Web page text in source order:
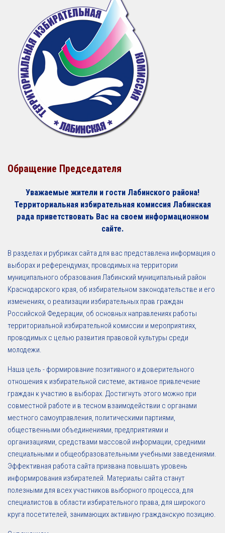
Обращение Председателя
Уважаемые жители и гости Лабинского района!
Территориальная избирательная комиссия Лабинская
рада приветствовать Вас на своем информационном
сайте.
В разделах и рубриках сайта для вас представлена информация о
выборах и референдумах, проводимых на территории
муниципального образования Лабинский муниципальный район
Краснодарского края, об избирательном законодательстве и его
изменениях, о реализации избирательных прав граждан
Российской Федерации, об основных направлениях работы
территориальной избирательной комиссии и мероприятиях,
проводимых с целью развития правовой культуры среди
молодежи.
Наша цель - формирование позитивного и доверительного
отношения к избирательной системе, активное привлечение
граждан к участию в выборах. Достигнуть этого можно при
совместной работе и в тесном взаимодействии с органами
местного самоуправления, политическими партиями,
общественными объединениями, предприятиями и
организациями, средствами массовой информации, средними
специальными и общеобразовательными учебными заведениями.
Эффективная работа сайта призвана повышать уровень
информирования избирателей. Материалы сайта станут
полезными для всех участников выборного процесса, для
специалистов в области избирательного права, для широкого
круга посетителей, занимающих активную гражданскую позицию.